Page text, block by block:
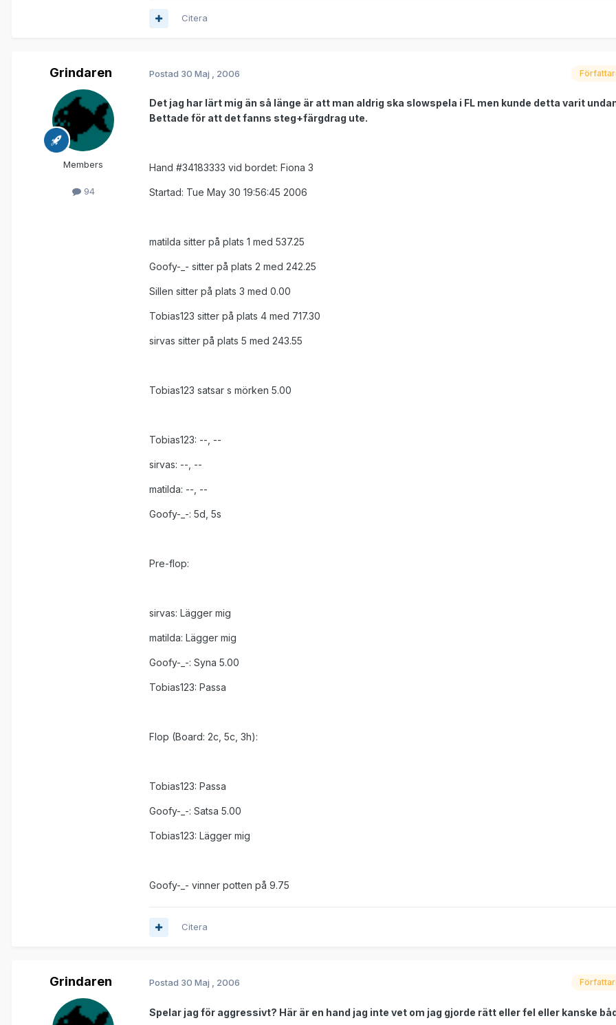
Citera
Grindaren
Members
94
Postad 30 Maj , 2006
Det jag har lärt mig än så länge är att man aldrig ska slowspela i FL men kunde detta varit
Bettade för att det fanns steg+färgdrag ute.
Hand #34183333 vid bordet: Fiona 3
Startad: Tue May 30 19:56:45 2006
matilda sitter på plats 1 med 537.25
Goofy-_- sitter på plats 2 med 242.25
Sillen sitter på plats 3 med 0.00
Tobias123 sitter på plats 4 med 717.30
sirvas sitter på plats 5 med 243.55
Tobias123 satsar s mörken 5.00
Tobias123: --, --
sirvas: --, --
matilda: --, --
Goofy-_-: 5d, 5s
Pre-flop:
sirvas: Lägger mig
matilda: Lägger mig
Goofy-_-: Syna 5.00
Tobias123: Passa
Flop (Board: 2c, 5c, 3h):
Tobias123: Passa
Goofy-_-: Satsa 5.00
Tobias123: Lägger mig
Goofy-_- vinner potten på 9.75
Citera
Grindaren Postad 30 Maj , 2006
Spelar jag för aggressivt? Här är en hand jag inte vet om jag gjorde rätt eller fel eller kanske